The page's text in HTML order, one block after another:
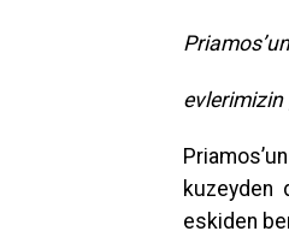
evlerimizin
kuzeyden
eskiden